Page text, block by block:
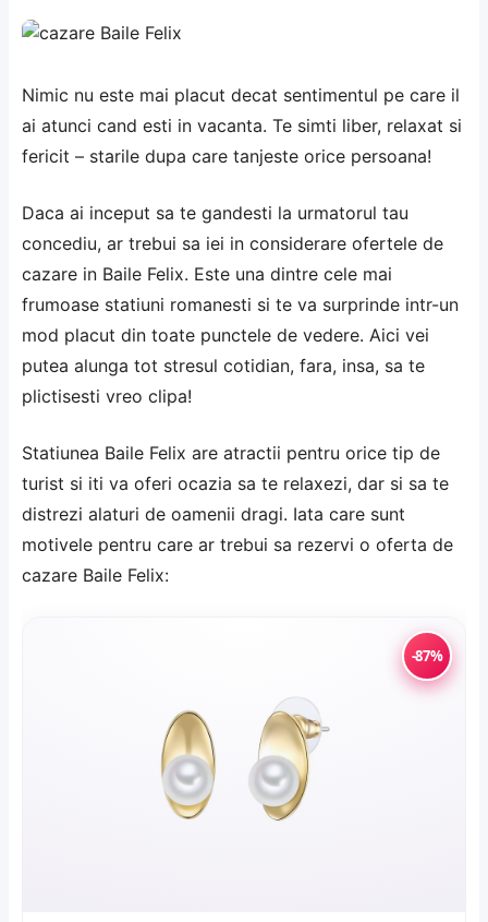
Nimic nu este mai placut decat sentimentul pe care il
ai atunci cand esti in vacanta. Te simti liber, relaxat si
fericit – starile dupa care tanjeste orice persoana!
Daca ai inceput sa te gandesti la urmatorul tau
concediu, ar trebui sa iei in considerare ofertele de
cazare in Baile Felix. Este una dintre cele mai
frumoase statiuni romanesti si te va surprinde intr-un
mod placut din toate punctele de vedere. Aici vei
putea alunga tot stresul cotidian, fara, insa, sa te
plictisesti vreo clipa!
Statiunea Baile Felix are atractii pentru orice tip de
turist si iti va oferi ocazia sa te relaxezi, dar si sa te
distrezi alaturi de oamenii dragi. Iata care sunt
motivele pentru care ar trebui sa rezervi o oferta de
cazare Baile Felix:
-87%